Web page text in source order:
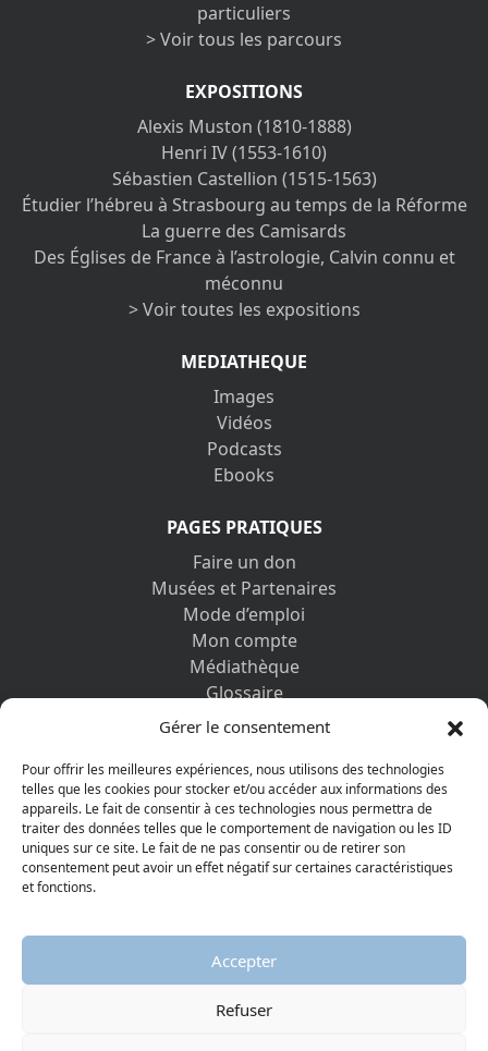
Gérer le consentement
Pour offrir les meilleures expériences, nous utilisons des technologies
telles que les cookies pour stocker et/ou accéder aux informations des
appareils. Le fait de consentir à ces technologies nous permettra de
traiter des données telles que le comportement de navigation ou les ID
uniques sur ce site. Le fait de ne pas consentir ou de retirer son
consentement peut avoir un effet négatif sur certaines caractéristiques
et fonctions.
Accepter
Refuser
particuliers
> Voir tous les parcours
EXPOSITIONS
Alexis Muston (1810-1888)
Henri IV (1553-1610)
Sébastien Castellion (1515-1563)
Étudier l’hébreu à Strasbourg au temps de la Réforme
La guerre des Camisards
Des Églises de France à l’astrologie, Calvin connu et
méconnu
> Voir toutes les expositions
MEDIATHEQUE
Images
Vidéos
Podcasts
Ebooks
PAGES PRATIQUES
Faire un don
Musées et Partenaires
Mode d’emploi
Mon compte
Médiathèque
Glossaire
Contactez-nous
Vos informations personnelles et cookies
DÉCOUVRIR AUSSI
© 2026 Musée protestant